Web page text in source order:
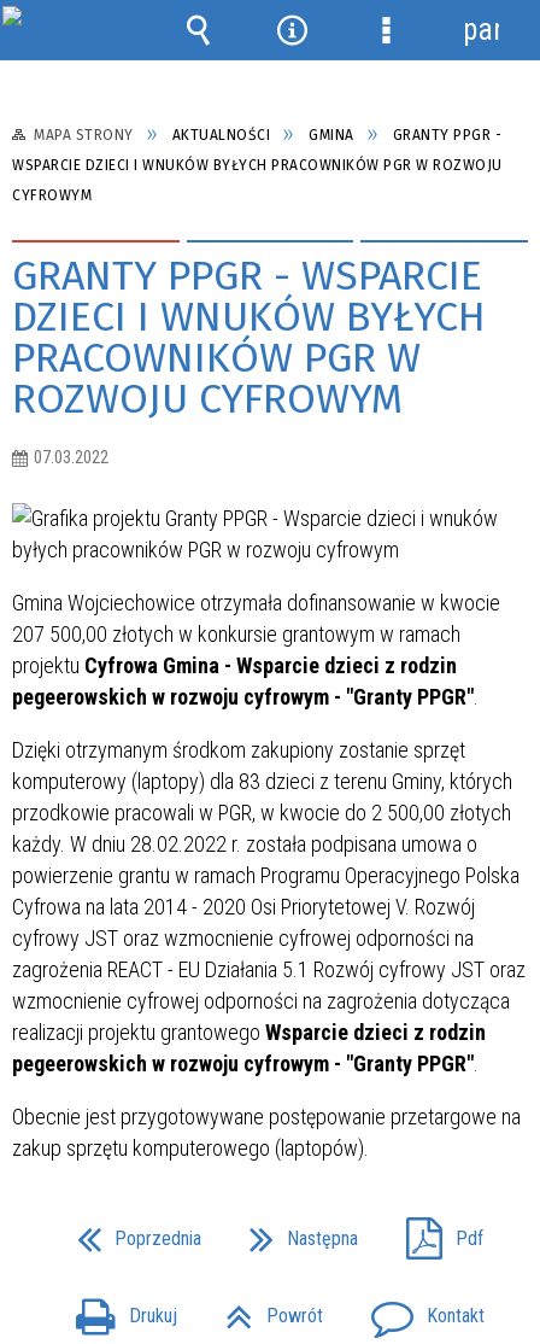
MAPA STRONY AKTUALNOŚCI GMINA
GRANTY PPGR -
WSPARCIE DZIECI I WNUKÓW BYŁYCH PRACOWNIKÓW PGR W ROZWOJU
CYFROWYM
GRANTY PPGR - WSPARCIE
DZIECI I WNUKÓW BYŁYCH
PRACOWNIKÓW PGR W
ROZWOJU CYFROWYM
07.03.2022
Gmina Wojciechowice otrzymała dofinansowanie w kwocie
207 500,00 złotych w konkursie grantowym w ramach
projektu Cyfrowa Gmina - Wsparcie dzieci z rodzin
pegeerowskich w rozwoju cyfrowym - "Granty PPGR"
Dzięki otrzymanym środkom zakupiony zostanie sprzęt
komputerowy (laptopy) dla 83 dzieci z terenu Gminy, których
przodkowie pracowali w PGR, w kwocie do 2 500,00 złotych
każdy. W dniu 28.02.2022 r. została podpisana umowa o
powierzenie grantu w ramach Programu Operacyjnego Polska
Cyfrowa na lata 2014 - 2020 Osi Priorytetowej V. Rozwój
cyfrowy JST oraz wzmocnienie cyfrowej odporności na
zagrożenia REACT - EU Działania 5.1 Rozwój cyfrowy JST oraz
wzmocnienie cyfrowej odporności na zagrożenia dotycząca
realizacji projektu grantowego Wsparcie dzieci z rodzin
pegeerowskich w rozwoju cyfrowym - "Granty PPGR"
Obecnie jest przygotowywane postępowanie przetargowe na
zakup sprzętu komputerowego (laptopów).
Poprzednia Następna Pdf
Drukuj Powrót Kontakt
Wyszukiwarka
NarzędziaMenu
panel